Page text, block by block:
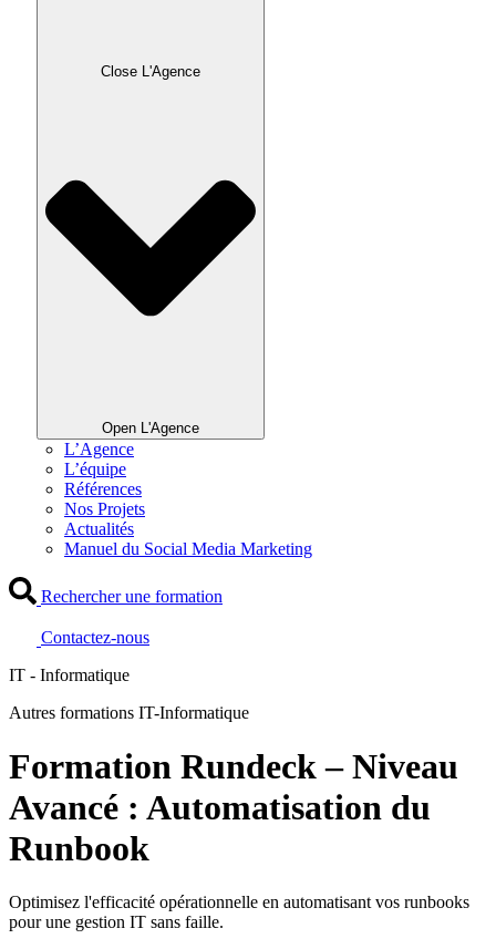
Close L'Agence
Open L'Agence
L’Agence
L’équipe
Références
Nos Projets
Actualités
Manuel du Social Media Marketing
Rechercher une formation
Contactez-nous
IT - Informatique
Autres formations IT-Informatique
Formation Rundeck – Niveau
Avancé : Automatisation du
Runbook
Optimisez l'efficacité opérationnelle en automatisant vos runbooks
pour une gestion IT sans faille.